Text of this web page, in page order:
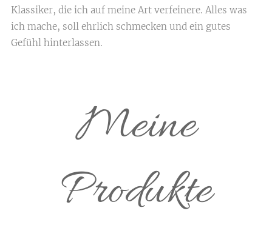
Klassiker, die ich auf meine Art verfeinere. Alles was
ich mache, soll ehrlich schmecken und ein gutes
Gefühl hinterlassen.
Meine
Produkte